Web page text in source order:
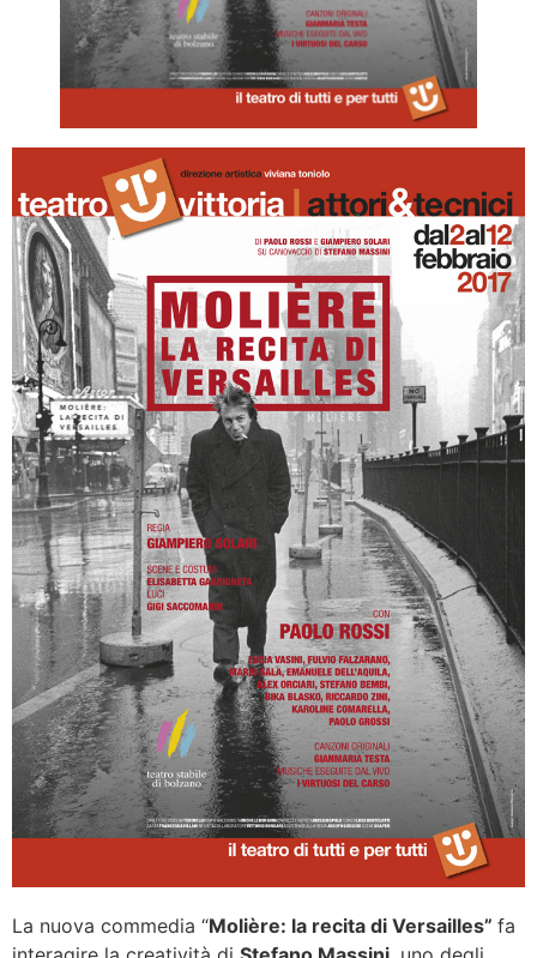
La nuova commedia “Molière: la recita di Versailles” fa